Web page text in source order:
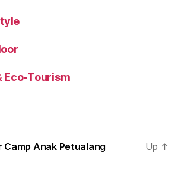
Eco-Tourism
Camp Anak Petualang
Up ↑